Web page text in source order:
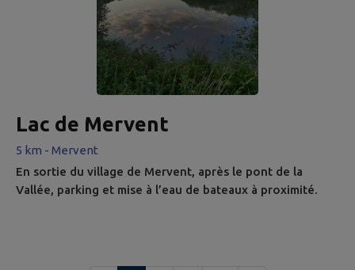
Lac de Mervent
5 km - Mervent
En sortie du village de Mervent, après le pont de la
Vallée, parking et mise à l’eau de bateaux à proximité.